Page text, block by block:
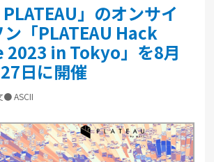
」のオンサイ
ン「PLATEAU Hack
in Tokyo」を8月
日に開催
● ASCII